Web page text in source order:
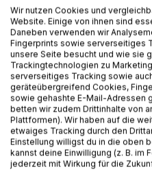
BESCHREIBUNG
Es brauchte vier Stunden.
Lebenswelt eine andere. Die
und Danach zu teilen.
Was war passiert? Ein
wird erzählt, eindrucksvoll,
ist eine Geschichte, wie mit
Depot leergeräumt wurde.
Wir nutzen Cookies und
Website. Einige von ihnen sind
Daneben verwenden wir
Fingerprints sowie serverseitiges
unsere Seite besucht und wie sie
Trackingtechnologien zu
serverseitiges Tracking sowie
geräteübergreifend Cookies,
sowie gehashte E-Mail-Adressen
betten wir zudem Drittinhalte von
Plattformen). Wir haben auf die
etwaiges Tracking durch den
Einstellung willigst du in die oben
kannst deine Einwilligung (z. B. im
jederzeit mit Wirkung für die